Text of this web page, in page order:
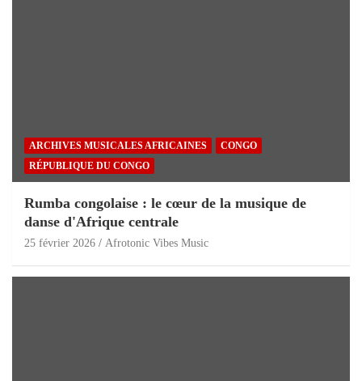
ARCHIVES MUSICALES AFRICAINES
CONGO
RÉPUBLIQUE DU CONGO
Rumba congolaise : le cœur de la musique de
danse d'Afrique centrale
25 février 2026 Afrotonic Vibes Music